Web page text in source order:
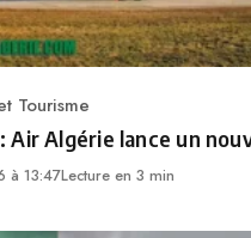
Tourisme
Air Algérie lance un
à 13:47Lecture en 3 min